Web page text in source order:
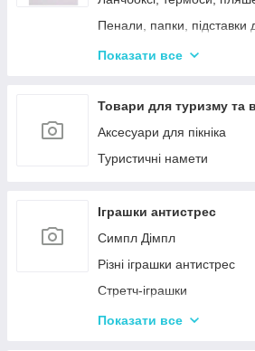
Пенали, папки, підставки
Фарбі, пензлики, альбоми
Зошити, блокноти,
Наклейки, стікери, закладки
Кольоровий папір, картон,
Циркулі, лінійки, трафарети
Художні аксесуари та
Показати все
Товари для туризму та
Аксесуари для пікніка
Туристичні намети
Іграшки антистрес
Симпл Дімпл
Різні іграшки антистрес
Стретч-іграшки
Іграшки Pop it
Показати все